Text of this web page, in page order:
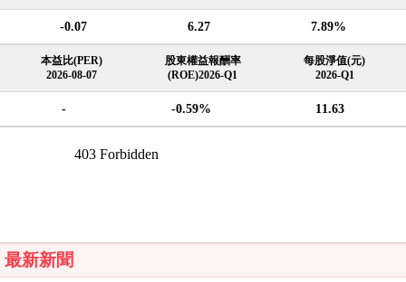
-0.07 6.27 7.89%
本益比(PER)
2026-08-07
股東權益報酬率
(ROE)2026-Q1
每股淨值(元)
2026-Q1
- -0.59% 11.63
最新新聞